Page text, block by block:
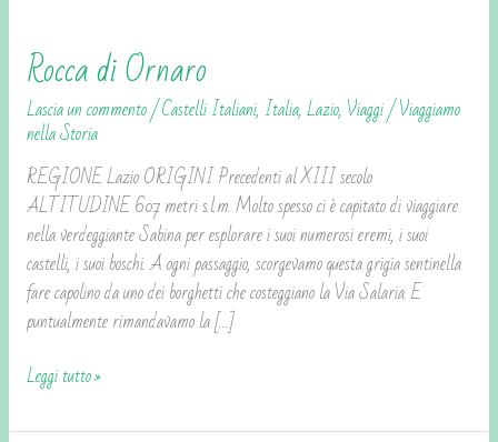
Rocca di Ornaro
Lascia un commento/Castelli Italiani, Italia,Lazio, Viaggi/Viaggiamo
nella Storia
REGIONE Lazio ORIGINI Precedenti al XIII secolo
ALTITUDINE 607 metri s.l.m. Molto spesso ci è capitato di viaggiare
nella verdeggiante Sabina per esplorare i suoi numerosi eremi, i suoi
castelli, i suoi boschi. A ogni passaggio, scorgevamo questa grigia sentinella
fare capolino da uno dei borghetti che costeggiano la Via Salaria. E
puntualmente rimandavamo la […]
Rocca
di
Ornaro
Leggi tutto »